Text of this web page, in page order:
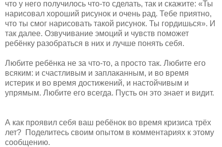
что у него получилось что-то сделать, так и скажите: «Ты
нарисовал хороший рисунок и очень рад. Тебе приятно,
что ты смог нарисовать такой рисунок. Ты гордишься». И
так далее. Озвучивание эмоций и чувств поможет
ребёнку разобраться в них и лучше понять себя.
Любите ребёнка не за что-то, а просто так. Любите его
всяким: и счастливым и заплаканным, и во время
истерик и во время достижений, и настойчивым и
упрямым. Любите его всегда. Пусть он это знает и видит.
А как проявил себя ваш ребёнок во время кризиса трёх
лет? Поделитесь своим опытом в комментариях к этому
сообщению.